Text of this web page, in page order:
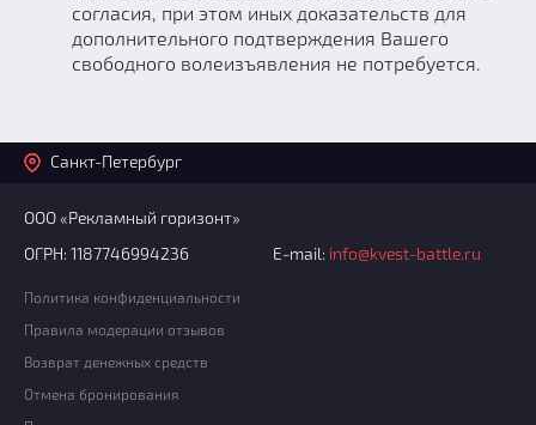
согласия, при этом иных доказательств для
дополнительного подтверждения Вашего
свободного волеизъявления не потребуется.
Санкт-Петербург
ООО «Рекламный горизонт»
ОГРН: 1187746994236
E-mail: info@kvest-battle.ru
Политика конфиденциальности
Правила модерации отзывов
Возврат денежных средств
Отмена бронирования